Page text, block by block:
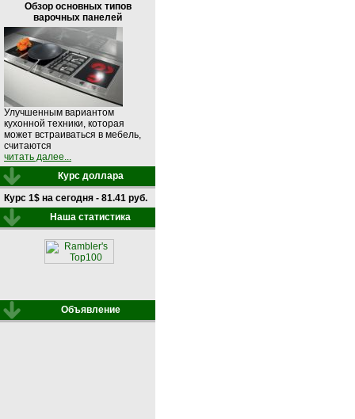
Обзор основных типов
варочных панелей
Улучшенным вариантом
кухонной техники, которая
может встраиваться в мебель,
считаются
читать далее...
Курс доллара
Курс 1$ на сегодня - 81.41 руб.
Наша статистика
Объявление